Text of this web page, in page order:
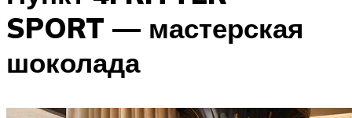
SPORT — мастерская
шоколада